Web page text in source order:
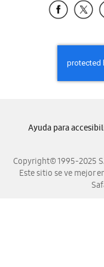
Copyright© 1995-2025
Este sitio se ve mejor
Ayuda para